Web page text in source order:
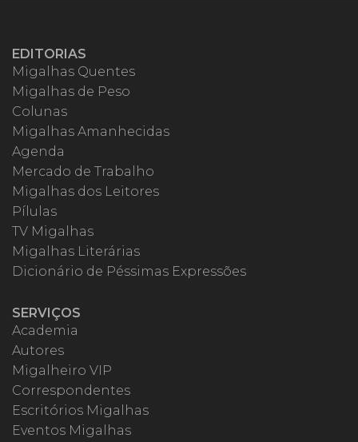
EDITORIAS
Migalhas Quentes
Migalhas de Peso
Colunas
Migalhas Amanhecidas
Agenda
Mercado de Trabalho
Migalhas dos Leitores
Pílulas
TV Migalhas
Migalhas Literárias
Dicionário de Péssimas Expressões
SERVIÇOS
Academia
Autores
Migalheiro VIP
Correspondentes
Escritórios Migalhas
Eventos Migalhas